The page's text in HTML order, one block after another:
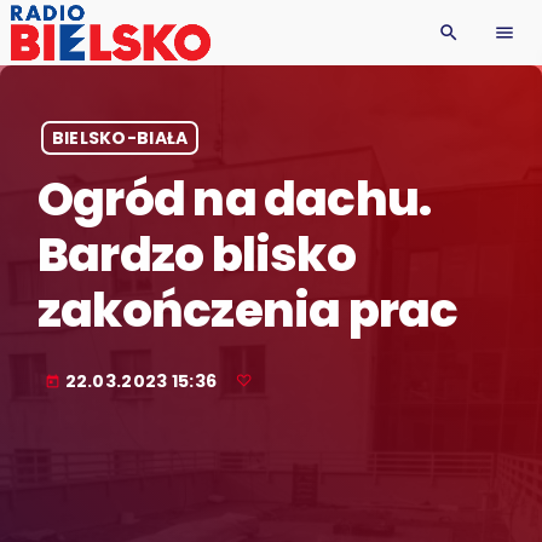
search menu
BIELSKO-BIAŁA
Ogród na dachu.
Bardzo blisko
zakończenia prac
today 22.03.2023 15:36